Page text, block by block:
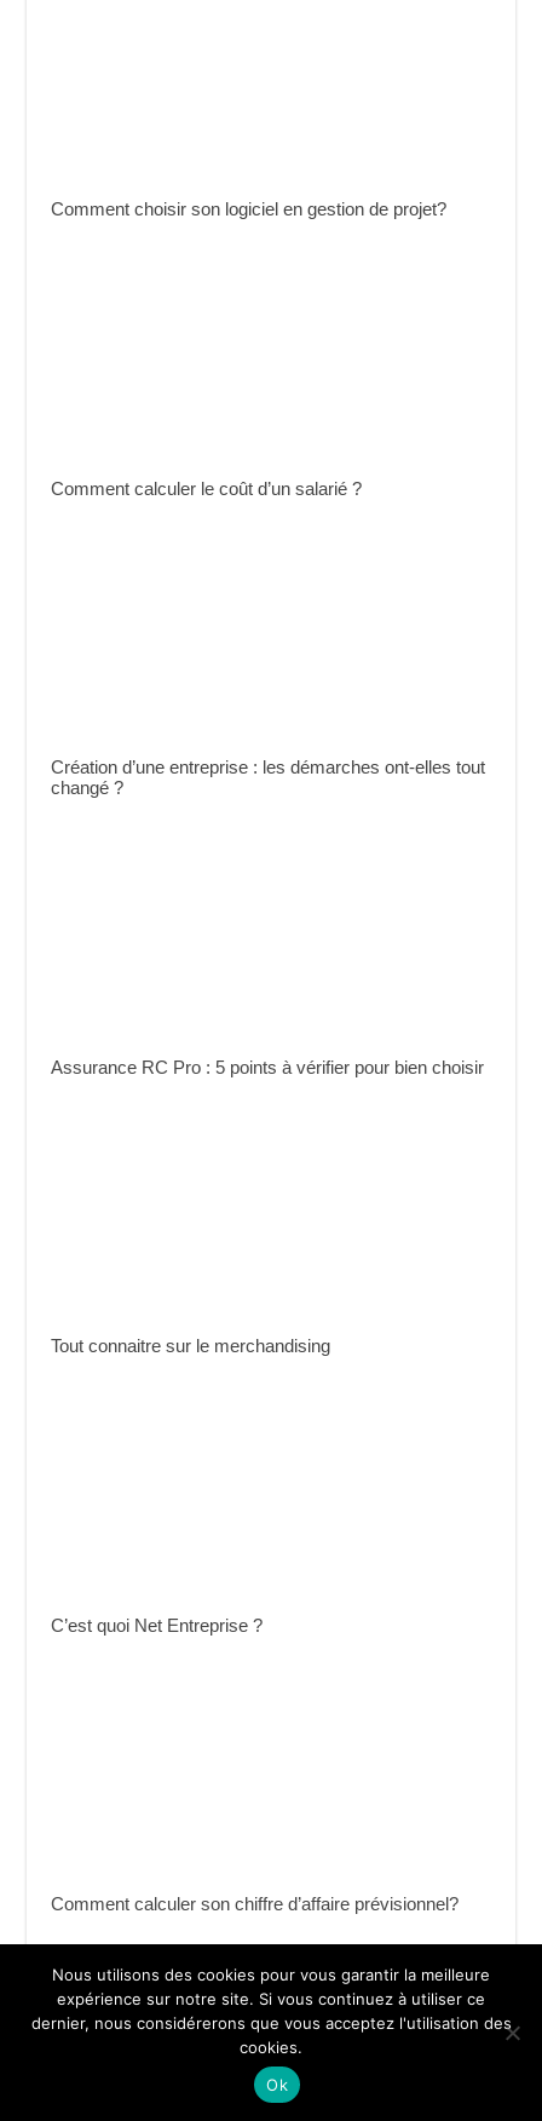
Comment choisir son logiciel en gestion de projet?
Comment calculer le coût d’un salarié ?
Création d’une entreprise : les démarches ont-elles tout
changé ?
Assurance RC Pro : 5 points à vérifier pour bien choisir
Tout connaitre sur le merchandising
C’est quoi Net Entreprise ?
Comment calculer son chiffre d’affaire prévisionnel?
Nous utilisons des cookies pour vous garantir la meilleure
expérience sur notre site. Si vous continuez à utiliser ce
dernier, nous considérerons que vous acceptez l'utilisation des
cookies.
Ok